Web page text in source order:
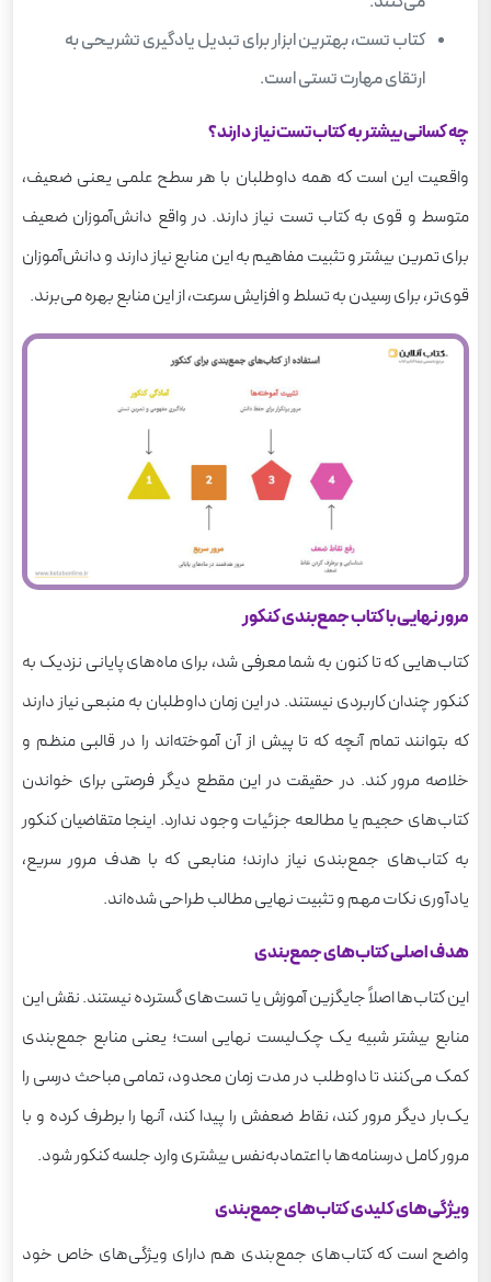
کتاب تست، بهترین ابزار برای تبدیل یادگیری تشریحی به
ارتقای مهارت تستی است.
چه کسانی بیشتر به کتاب تست نیاز دارند؟
واقعیت این است که همه‌ داوطلبان با هر سطح علمی یعنی ضعیف،
متوسط و قوی به کتاب تست نیاز دارند. در واقع دانش‌آموزان ضعیف
برای تمرین بیشتر و تثبیت مفاهیم به این منابع نیاز دارند و دانش‌آموزان
قوی‌تر، برای رسیدن به تسلط و افزایش سرعت، از این منابع بهره می‌برند.
مرور نهایی با کتاب جمع‌بندی کنکور
کتاب‌هایی که تا کنون به شما معرفی شد، برای ماه‌های پایانی نزدیک به
کنکور چندان کاربردی نیستند. در این زمان داوطلبان به منبعی نیاز دارند
که بتوانند تمام آنچه که تا پیش از آن آموخته‌اند را در قالبی منظم و
خلاصه مرور کند. در حقیقت در این مقطع دیگر فرصتی برای خواندن
کتاب‌های حجیم یا مطالعه جزئیات وجود ندارد. اینجا متقاضیان کنکور
به کتاب‌های جمع‌بندی نیاز دارند؛ منابعی که با هدف مرور سریع،
یادآوری نکات مهم و تثبیت نهایی مطالب طراحی شده‌اند.
هدف اصلی کتاب‌های جمع‌بندی
این کتاب‌ها اصلاً جایگزین آموزش یا تست‌های گسترده نیستند. نقش این
منابع بیشتر شبیه یک چک‌لیست نهایی است؛ یعنی منابع جمع‌بندی
کمک می‌کنند تا داوطلب در مدت زمان محدود، تمامی مباحث درسی را
یک‌بار دیگر مرور کند، نقاط ضعفش را پیدا کند، آنها را برطرف کرده و با
مرور کامل درسنامه‌ها با اعتمادبه‌نفس بیشتری وارد جلسه کنکور شود.
ویژگی‌های کلیدی کتاب‌های جمع‌بندی
واضح است که کتاب‌های جمع‌بندی هم دارای ویژگی‌های خاص خود